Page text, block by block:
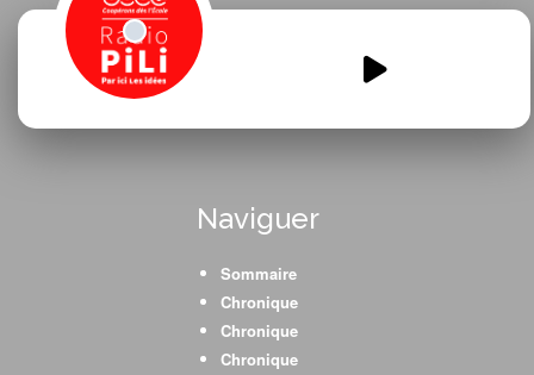
Radio-CP-CE1-2-finie.mp3
Naviguer
Sommaire
Chronique
Chronique
Chronique